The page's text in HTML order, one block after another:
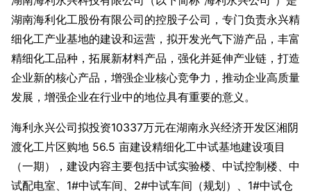
湖南海利化工股份有限公司的控股子公司，专门负责永兴精
细化工产业基地的建设和运营，拟开发光气下游产品，丰富
精细化工品种，拓展新材料产品，强化并延伸产业链，打造
企业新的核心产品，增强企业核心竞争力，推动企业高质量
发展，增强企业在行业中的地位具有重要的意义。
海利永兴公司拟投资10337万元在湖南永兴经济开发区湘阴
渡化工片区购地 56.5 亩建设精细化工中试基地建设项目
（一期），建设内容主要包括中试实验楼、中试控制楼、中
试配电室、1#中试车间、2#中试车间（规划）、1#中试仓